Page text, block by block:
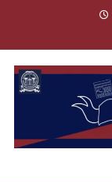
content